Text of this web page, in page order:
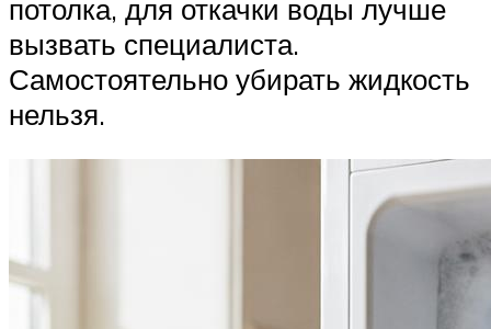
потолка, для откачки воды лучше
вызвать специалиста.
Самостоятельно убирать жидкость
нельзя.